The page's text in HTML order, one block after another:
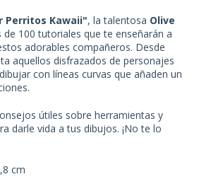
Perritos Kawaii", la talentosa Olive
100 tutoriales que te enseñarán a
adorables compañeros. Desde
aquellos disfrazados de personajes
con líneas curvas que añaden un
útiles sobre herramientas y
darle vida a tus dibujos. ¡No te lo
cm